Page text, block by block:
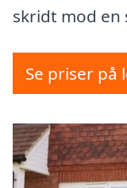
skridt mod en
Se priser på